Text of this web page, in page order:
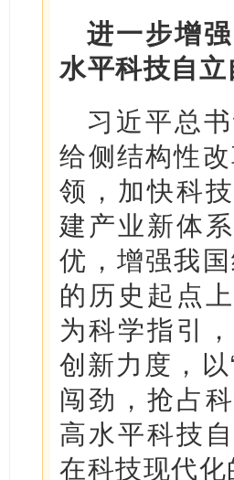
进一步增
水平科技自立
习近平总
给侧结构性
领，加快科
建产业新体
优，增强我
的历史起点
为科学指引
创新力度，
闯劲，抢占
高水平科技
在科技现代